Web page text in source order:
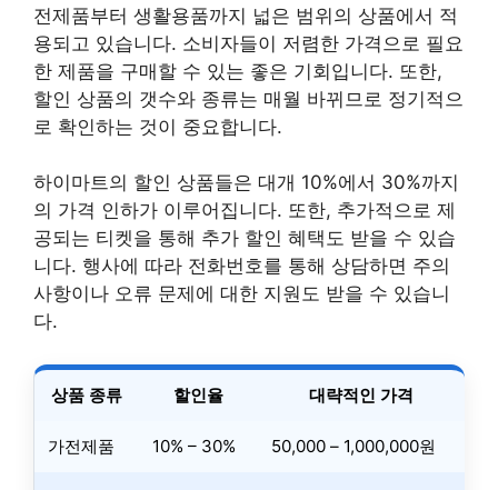
전제품부터 생활용품까지 넓은 범위의 상품에서 적
용되고 있습니다. 소비자들이 저렴한 가격으로 필요
한 제품을 구매할 수 있는 좋은 기회입니다. 또한,
할인 상품의 갯수와 종류는 매월 바뀌므로 정기적으
로 확인하는 것이 중요합니다.
하이마트의 할인 상품들은 대개 10%에서 30%까지
의 가격 인하가 이루어집니다. 또한, 추가적으로 제
공되는 티켓을 통해 추가 할인 혜택도 받을 수 있습
니다. 행사에 따라 전화번호를 통해 상담하면 주의
사항이나 오류 문제에 대한 지원도 받을 수 있습니
다.
상품 종류 할인율 대략적인 가격
가전제품 10% – 30% 50,000 – 1,000,000원